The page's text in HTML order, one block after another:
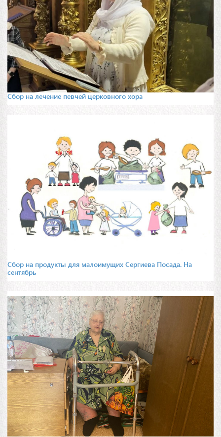
Сбор на лечение певчей церковного хора
Сбор на продукты для малоимущих Сергиева Посада. На
сентябрь